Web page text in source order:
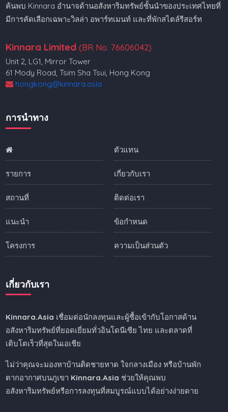
ค้นพบ Kinnara อำนาจด้านอสังหาริมทรัพย์ชั้นนำของประเทศไทยที่
มีการคัดเลือกเฉพาะวิลล่า อพาร์ทเมนท์ และที่พักสไตล์รีสอร์ท
Kinnara Limited (BR No. 76606042)
Unit 2, LG1, Mirror Tower
61 Mody Road, Tsim Sha Tsui, Hong Kong
hongkong@kinnara.asia
การนำทาง
รายการ
สถานที่
แนะนำ
โครงการ
ตัวแทน
เกี่ยวกับเรา
ติดต่อเรา
ข้อกำหนด
ความเป็นส่วนตัว
เกี่ยวกับเรา
Kinnara.Asia เชื่อมต่อนักลงทุนและผู้ซื้อเข้ากับโอกาสด้าน
อสังหาริมทรัพย์ที่ยอดเยี่ยมทั่วอินโดนีเซีย ไทย และตลาดที่
เติบโตเร็วที่สุดในเอเชีย
ไม่ว่าคุณจะมองหาบ้านติดชายหาด ใจกลางเมือง หรือบ้านพัก
ตากอากาศบนภูเขา Kinnara.Asia ช่วยให้คุณพบ
อสังหาริมทรัพย์หรือการลงทุนที่สมบูรณ์แบบได้อย่างง่ายดาย